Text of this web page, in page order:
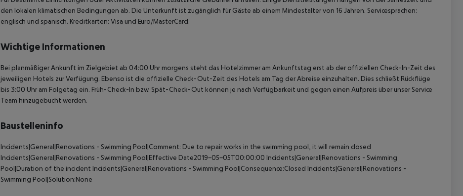
den lokalen klimatischen Bedingungen ab. Die Unterkunft ist zugänglich für Gäste ab einem Mindestalter von 16 Jahren. Servicesprachen:
englisch und spanisch. Kreditkarten: Visa und Euro/MasterCard.
Wichtige Informationen
Bei planmäßiger Ankunft im Zielgebiet ab 04:00 Uhr morgens steht das Hotelzimmer am Ankunftstag erst ab der offiziellen Check-In-Zeit des
jeweiligen Hotels zur Verfügung. Ebenso ist die offizielle Check-Out-Zeit des Hotels am Tag der Abreise einzuhalten. Dies schließt Rückflüge
bis 3:00 Uhr am Folgetag ein. Früh-Check-In bzw. Spät-Check-Out können je nach Verfügbarkeit und gegen einen Aufpreis über unser Service
Team hinzugebucht werden.
Baustelleninfo
Incidents|General|Renovations - Swimming Pool|Comment: Due to repair works in the swimming pool, it will remain closed
Incidents|General|Renovations - Swimming Pool|Effective Date2019-05-05T00:00:00 Incidents|General|Renovations - Swimming
Pool|Duration of the incident Incidents|General|Renovations - Swimming Pool|Consequence:Closed Incidents|General|Renovations -
Swimming Pool|Solution:None